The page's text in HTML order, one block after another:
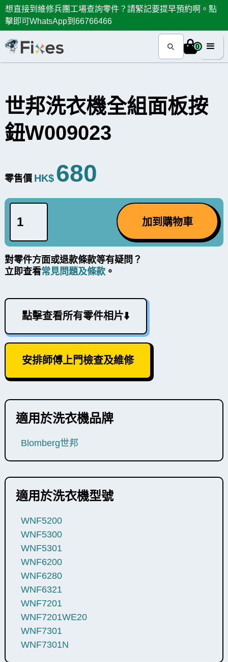
想直接到維修兵團工場查詢零件？請緊記要提早預約啊。點
擊即可WhatsApp到66766466
0
世邦洗衣機全組面板按
鈕W009023
零售價 HK$ 680
對零件方面或退款條款等有疑問？
立即查看常見問題及條款。
點擊查看所有零件相片⬇️
安排師傅上門檢查及維修
適用於洗衣機品牌
Blomberg世邦
適用於洗衣機型號
WNF5200
WNF5300
WNF5301
WNF6200
WNF6280
WNF6321
WNF7201
WNF7201WE20
WNF7301
WNF7301N